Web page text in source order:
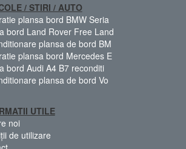
/ STIRI / AUTO
plansa bord BMW Seria
bord Land Rover Free Land
plansa de bord BM
plansa bord Mercedes E
bord Audi A4 B7 reconditi
plansa de bord Vo
UTILE
noi
de utilizare